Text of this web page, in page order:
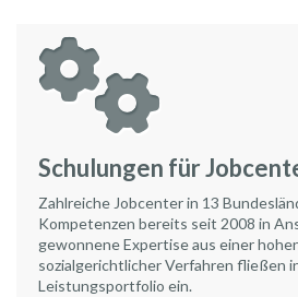
Schulungen für
Zahlreiche Jobcenter in 13
Kompetenzen bereits seit 2008 in
gewonnene Expertise aus einer
sozialgerichtlicher Verfahren fließen
Leistungsportfolio ein.